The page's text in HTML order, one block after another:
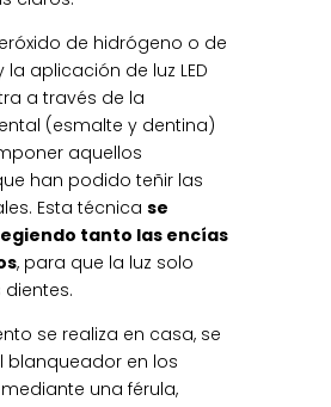
de hidrógeno o de
aplicación de luz LED
a través de la
(esmalte y dentina)
aquellos
han podido teñir las
Esta técnica se
tanto las encías
, para que la luz solo
se realiza en casa, se
blanqueador en los
una férula,